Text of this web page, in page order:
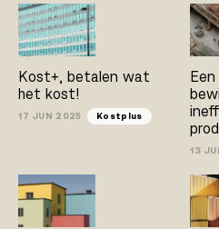
Kost+, betalen wat
het kost!
17 JUN 2025 Kostplus
13